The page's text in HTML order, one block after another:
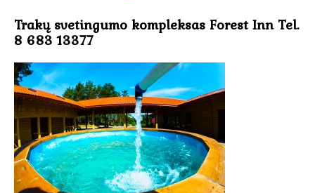
Trakų svetingumo kompleksas Forest Inn Tel.
8 683 13377